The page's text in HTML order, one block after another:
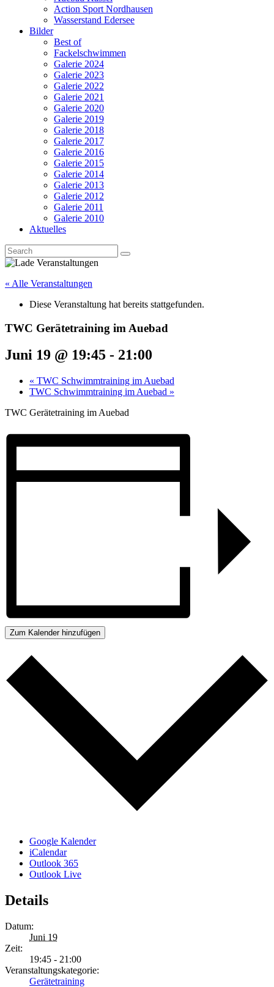
Action Sport Nordhausen
Wasserstand Edersee
Bilder
Best of
Fackelschwimmen
Galerie 2024
Galerie 2023
Galerie 2022
Galerie 2021
Galerie 2020
Galerie 2019
Galerie 2018
Galerie 2017
Galerie 2016
Galerie 2015
Galerie 2014
Galerie 2013
Galerie 2012
Galerie 2011
Galerie 2010
Aktuelles
« Alle Veranstaltungen
Diese Veranstaltung hat bereits stattgefunden.
TWC Gerätetraining im Auebad
Juni 19 @ 19:45 - 21:00
« TWC Schwimmtraining im Auebad
TWC Schwimmtraining im Auebad »
TWC Gerätetraining im Auebad
Zum Kalender hinzufügen
Google Kalender
iCalendar
Outlook 365
Outlook Live
Details
Datum:
Juni 19
Zeit:
19:45 - 21:00
Veranstaltungskategorie:
Gerätetraining